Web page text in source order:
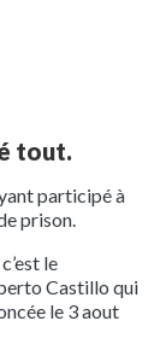
tout.
participé à
prison.
le
Castillo qui
le 3 aout